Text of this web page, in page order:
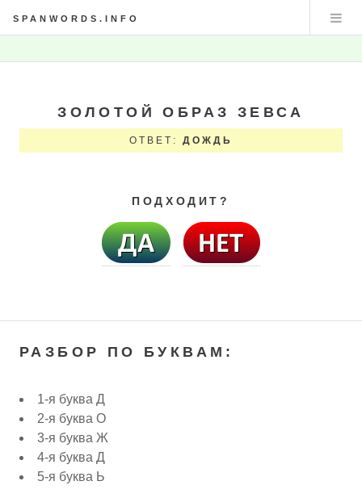
SPANWORDS.INFO
ЗОЛОТОЙ ОБРАЗ ЗЕВСА
ОТВЕТ:ДОЖДЬ
ПОДХОДИТ?
РАЗБОР ПО БУКВАМ:
1-я буква Д
2-я буква О
3-я буква Ж
4-я буква Д
5-я буква Ь